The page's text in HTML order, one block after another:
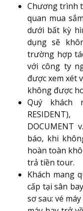
Chương trình
quan mua
dưới bất kỳ
dụng sẽ
trường hợp
với công ty
được xem xét
không được
Quý khách
báo, khi
hoàn toàn
trả tiền tour.
Khách mang
cấp tại sân
sơ sau: vé